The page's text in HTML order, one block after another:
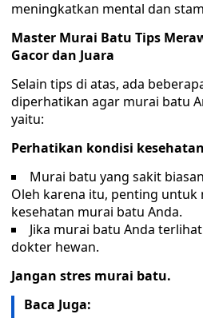
meningkatkan mental dan
Master Murai Batu Tips
Gacor dan Juara
Selain tips di atas, ada
diperhatikan agar murai batu
yaitu:
Perhatikan kondisi
Murai batu yang sakit
Oleh karena itu, penting
kesehatan murai batu Anda.
Jika murai batu Anda
dokter hewan.
Jangan stres murai batu.
Baca Juga: